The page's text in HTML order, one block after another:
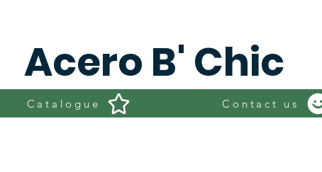
Acero B' Chic
Catalogue Contact us